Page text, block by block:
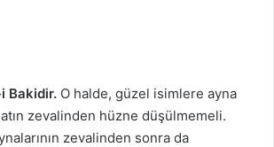
Bakidir. O halde, güzel isimlere ayna
zevalinden hüzne düşülmemeli.
zevalinden sonra da